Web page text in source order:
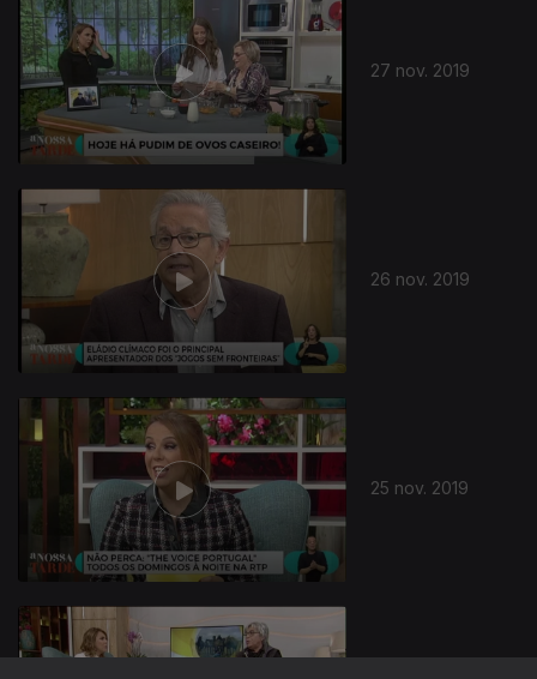
27 nov. 2019
26 nov. 2019
25 nov. 2019